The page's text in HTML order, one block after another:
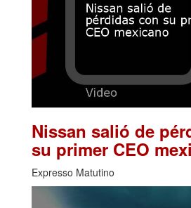
Nissan salió de
su primer CEO
Expresso Matutino